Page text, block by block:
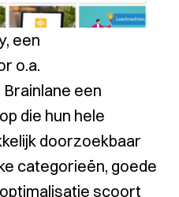
, een
o.a.
een
die hun hele
doorzoekbaar
categorieën, goede
scoort